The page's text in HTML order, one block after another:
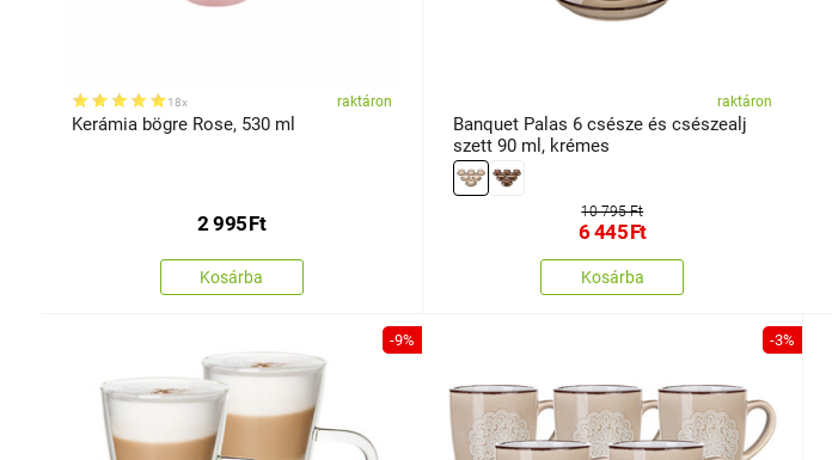
18x raktáron
Kerámia bögre Rose, 530 ml
2 995Ft
Kosárba
raktáron
Banquet Palas 6 csésze és csészealj
szett 90 ml, krémes
10 795 Ft
6 445Ft
Kosárba
-9% -3%